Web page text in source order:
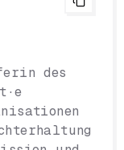
des